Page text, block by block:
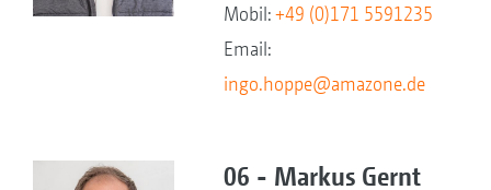
Mobil:+49 (0)171 5591235
Email:
ingo.hoppe@amazone.de
06 - Markus Gernt